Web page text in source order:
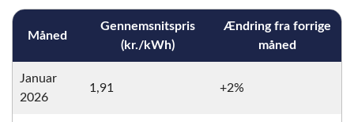
Måned
Gennemsnitspris
(kr./kWh)
Ændring fra forrige
måned
Januar
2026
1,91 +2%